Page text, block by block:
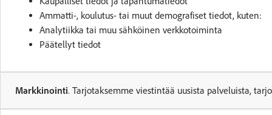
Ammatti-, koulutus- tai muut demografiset tiedot, kuten:
Analytiikka tai muu sähköinen verkkotoiminta
Päätellyt tiedot
Markkinointi. Tarjotaksemme viestintää uusista palveluista,